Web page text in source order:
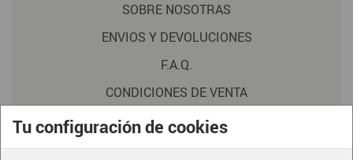
Tu configuración de cookies
SOBRE NOSOTRAS
ENVIOS Y DEVOLUCIONES
F.A.Q.
CONDICIONES DE VENTA
POLITICA DE PRIVACIDAD
AVISO LEGAL